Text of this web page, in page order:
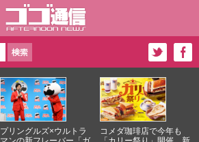
プリングルズ×ウルトラ
コメダ珈琲店で今年も